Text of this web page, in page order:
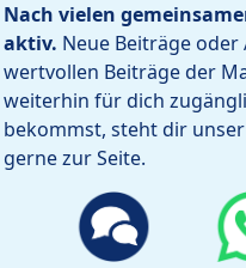
Nach vielen
aktiv. Neue Beiträge
wertvollen Beiträge der
weiterhin für dich
bekommst, steht dir unser
gerne zur Seite.